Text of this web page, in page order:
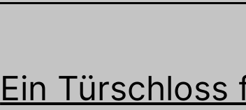
Ein Türschloss